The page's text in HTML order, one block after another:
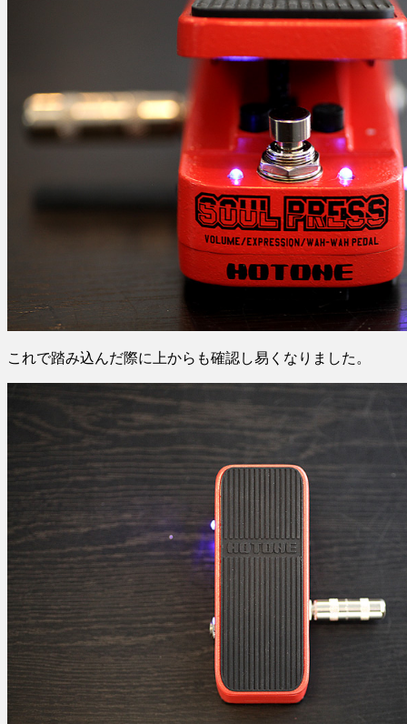
これで踏み込んだ際に上からも確認し易くなりました。